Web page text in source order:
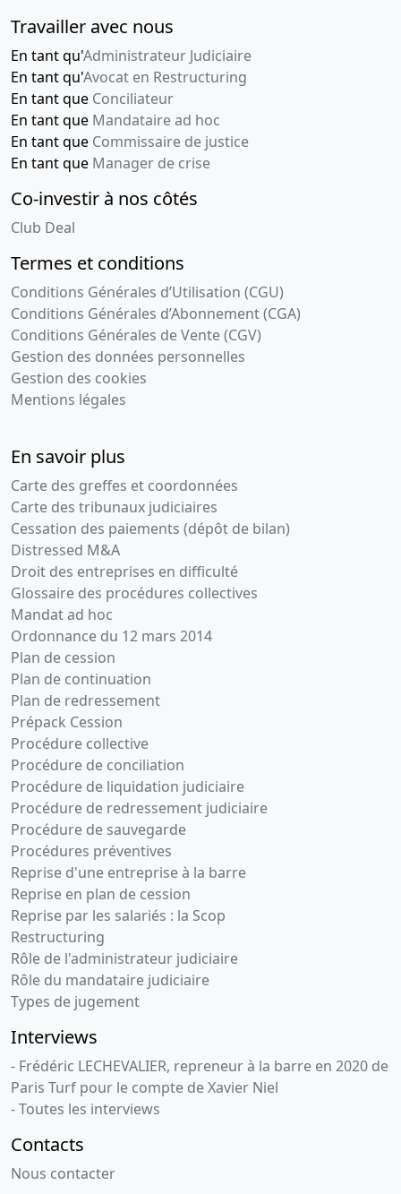
Travailler avec nous
En tant qu'Administrateur Judiciaire
En tant qu'Avocat en Restructuring
En tant que Conciliateur
En tant que Mandataire ad hoc
En tant que Commissaire de justice
En tant que Manager de crise
Co-investir à nos côtés
Club Deal
Termes et conditions
Conditions Générales d’Utilisation (CGU)
Conditions Générales d’Abonnement (CGA)
Conditions Générales de Vente (CGV)
Gestion des données personnelles
Gestion des cookies
Mentions légales
En savoir plus
Carte des greffes et coordonnées
Carte des tribunaux judiciaires
Cessation des paiements (dépôt de bilan)
Distressed M&A
Droit des entreprises en difficulté
Glossaire des procédures collectives
Mandat ad hoc
Ordonnance du 12 mars 2014
Plan de cession
Plan de continuation
Plan de redressement
Prépack Cession
Procédure collective
Procédure de conciliation
Procédure de liquidation judiciaire
Procédure de redressement judiciaire
Procédure de sauvegarde
Procédures préventives
Reprise d'une entreprise à la barre
Reprise en plan de cession
Reprise par les salariés : la Scop
Restructuring
Rôle de l'administrateur judiciaire
Rôle du mandataire judiciaire
Types de jugement
Interviews
- Frédéric LECHEVALIER, repreneur à la barre en 2020 de
Paris Turf pour le compte de Xavier Niel
- Toutes les interviews
Contacts
Nous contacter